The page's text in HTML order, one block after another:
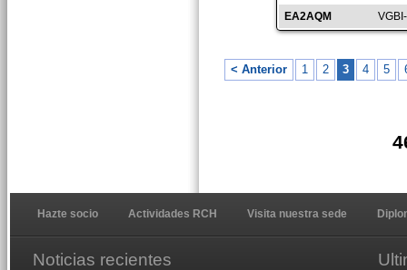
EA2AQM
< Anterior 1 2 3 4 5
Hazte socio Actividades RCH Visita nuestra sede
Noticias recientes